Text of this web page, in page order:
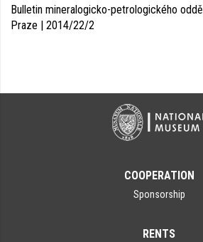
Bulletin mineralogicko-petrologického
Praze | 2014/22/2
COOPERATION
Sponsorship
RENTS